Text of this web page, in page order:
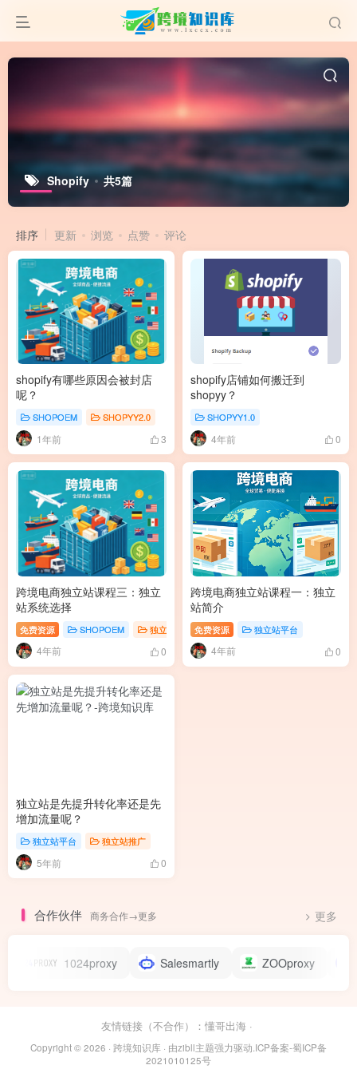
Shopify 共5篇
排序 更新 浏览 点赞 评论
shopify有哪些原因会被封店
呢？
SHOPOEM SHOPYY2.0
1年前 3
shopify店铺如何搬迁到
shopyy？
SHOPYY1.0
4年前 0
跨境电商独立站课程三：独立
站系统选择
免费资源 SHOPOEM 独立站平台
4年前 0
跨境电商独立站课程一：独立
站简介
免费资源 独立站平台
4年前 0
独立站是先提升转化率还是先
增加流量呢？
独立站平台 独立站推广
5年前 0
合作伙伴 商务合作→更多 更多
1024proxy Salesmartly ZOOproxy
友情链接（不合作）： 懂哥出海 ·
Copyright © 2026 · 跨境知识库 · 由zibll主题强力驱动.ICP备案-蜀ICP备
2021010125号